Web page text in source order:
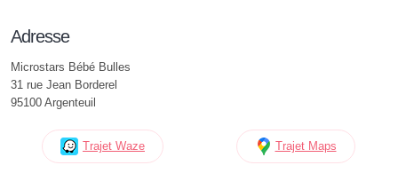
Adresse
Microstars Bébé Bulles
31 rue Jean Borderel
95100 Argenteuil
Trajet Waze Trajet Maps